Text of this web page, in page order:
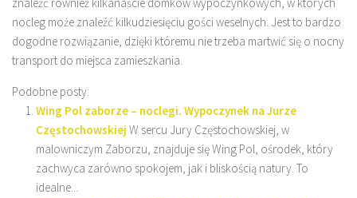
nocleg może znaleźć kilkudziesięciu gości weselnych. Jest to bardzo
dogodne rozwiązanie, dzięki któremu nie trzeba martwić się o nocny
transport do miejsca zamieszkania.
Podobne posty:
Wing Pol zaborze – noclegi. Wypoczynek na Jurze
Częstochowskiej W sercu Jury Częstochowskiej, w
malowniczym Zaborzu, znajduje się Wing Pol, ośrodek, który
zachwyca zarówno spokojem, jak i bliskością natury. To
idealne...